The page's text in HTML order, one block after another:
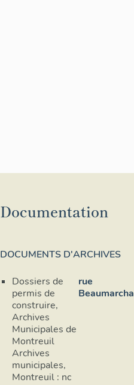
Documentation
DOCUMENTS D'ARCHIVES
Dossiers de
permis de
construire,
Archives
Municipales de
Montreuil
Archives
municipales,
Montreuil : nc
rue